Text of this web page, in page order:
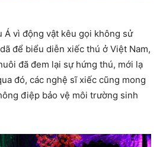
Á vì động vật kêu gọi không sử
để biểu diễn xiếc thú ở Việt Nam,
đã đem lại sự hứng thú, mới lạ
đó, các nghệ sĩ xiếc cũng mong
điệp bảo vệ môi trường sinh